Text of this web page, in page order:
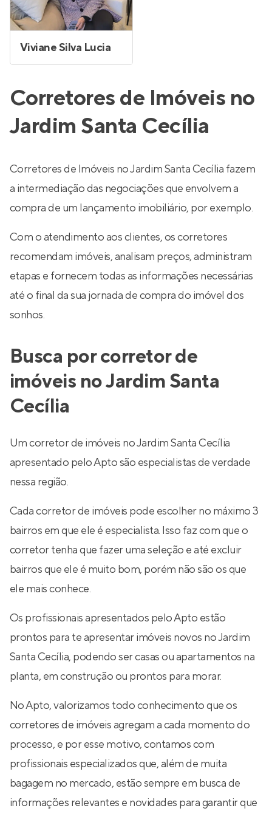
Viviane Silva Lucia
Corretores de Imóveis no
Jardim Santa Cecília
Corretores de Imóveis no Jardim Santa Cecília fazem
a intermediação das negociações que envolvem a
compra de um lançamento imobiliário, por exemplo.
Com o atendimento aos clientes, os corretores
recomendam imóveis, analisam preços, administram
etapas e fornecem todas as informações necessárias
até o final da sua jornada de compra do imóvel dos
sonhos.
Busca por corretor de
imóveis no Jardim Santa
Cecília
Um corretor de imóveis no Jardim Santa Cecília
apresentado pelo Apto são especialistas de verdade
nessa região.
Cada corretor de imóveis pode escolher no máximo 3
bairros em que ele é especialista. Isso faz com que o
corretor tenha que fazer uma seleção e até excluir
bairros que ele é muito bom, porém não são os que
ele mais conhece.
Os profissionais apresentados pelo Apto estão
prontos para te apresentar imóveis novos no Jardim
Santa Cecília, podendo ser casas ou apartamentos na
planta, em construção ou prontos para morar.
No Apto, valorizamos todo conhecimento que os
corretores de imóveis agregam a cada momento do
processo, e por esse motivo, contamos com
profissionais especializados que, além de muita
bagagem no mercado, estão sempre em busca de
informações relevantes e novidades para garantir que